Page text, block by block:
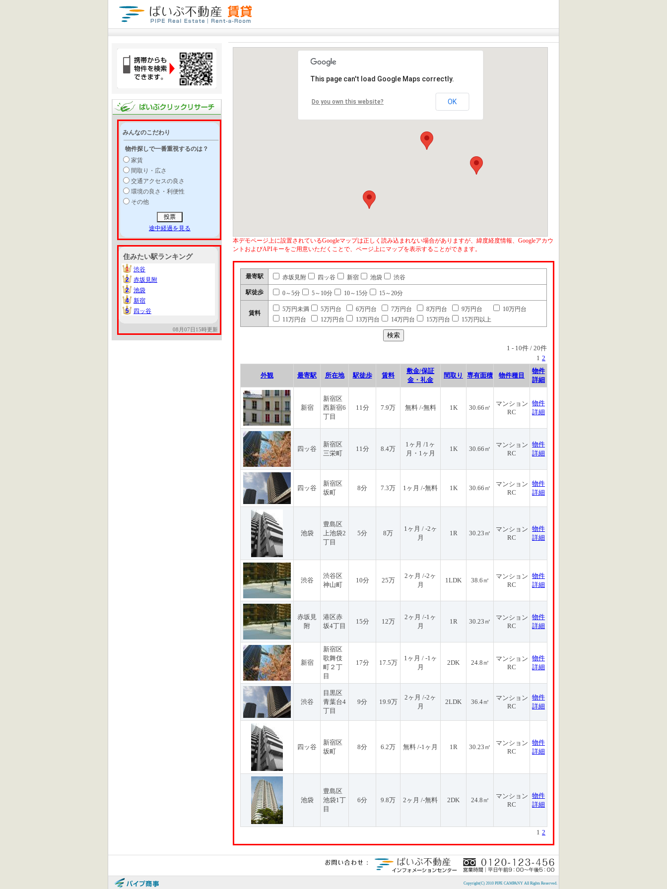
みんなのこだわり
物件探しで一番重視するのは？
家賃
間取り・広さ
交通アクセスの良さ
環境の良さ・利便性
その他
途中経過を見る
住みたい駅ランキング
1
1
渋谷
2
2
赤坂見附
2
2
池袋
4
4
新宿
5
5 四ッ谷
08月07日15時更新
This page can't load Google Maps correctly.
Do you own this website? OK
本デモページ上に設置されているGoogleマップは正しく読み込まれない場合がありますが、緯度経度情報、Googleアカウ
ントおよびAPIキーをご用意いただくことで、ページ上にマップを表示することができます。
最寄駅 赤坂見附 四ッ谷 新宿 池袋 渋谷
駅徒歩 0～5分 5～10分 10～15分 15～20分
賃料
5万円未満 5万円台 6万円台 7万円台 8万円台 9万円台
10万円台
11万円台
12万円台 13万円台 14万円台 15万円台 15万円以上
1 - 10件 / 20件
1 2
外観 最寄駅 所在地 駅徒歩 賃料
敷金/保証
金・礼金
間取り 専有面積 物件種目
物件
詳細
新宿
新宿区
西新宿6
丁目
11分 7.9万 無料 /-無料 1K 30.66㎡
マンション
RC
物件
詳細
四ッ谷
新宿区
三栄町
11分 8.4万
1ヶ月 /1ヶ
月・1ヶ月
1K 30.66㎡
マンション
RC
物件
詳細
四ッ谷
新宿区
坂町
8分 7.3万 1ヶ月 /-無料 1K 30.66㎡
マンション
RC
物件
詳細
池袋
豊島区
上池袋2
丁目
5分 8万
1ヶ月 / -2ヶ
月
1R 30.23㎡
マンション
RC
物件
詳細
渋谷
渋谷区
神山町
10分 25万
2ヶ月 /-2ヶ
月
1LDK 38.6㎡
マンション
RC
物件
詳細
赤坂見
附
港区赤
坂4丁目
15分 12万
2ヶ月 /-1ヶ
月
1R 30.23㎡
マンション
RC
物件
詳細
新宿
新宿区
歌舞伎
町２丁
目
17分 17.5万
1ヶ月 / -1ヶ
月
2DK 24.8㎡
マンション
RC
物件
詳細
渋谷
目黒区
青葉台4
丁目
9分 19.9万
2ヶ月 /-2ヶ
月
2LDK 36.4㎡
マンション
RC
物件
詳細
四ッ谷
新宿区
坂町
8分 6.2万 無料 /-1ヶ月 1R 30.23㎡
マンション
RC
物件
詳細
池袋
豊島区
池袋1丁
目
6分 9.8万 2ヶ月 /-無料 2DK 24.8㎡
マンション
RC
物件
詳細
1 2
Copyright(C) 2010 PIPE CAMPANY All Rights Reserved.